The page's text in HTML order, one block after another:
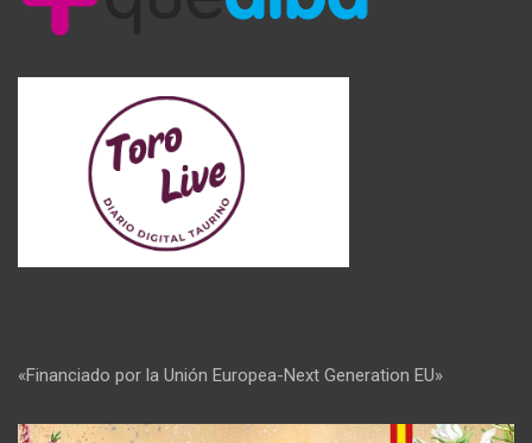
«Financiado por la Unión Europea-Next Generation EU»